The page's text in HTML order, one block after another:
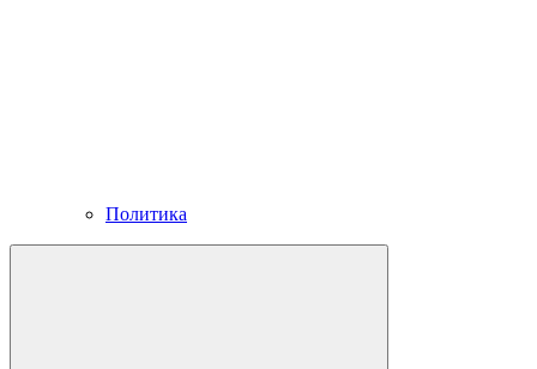
Политика